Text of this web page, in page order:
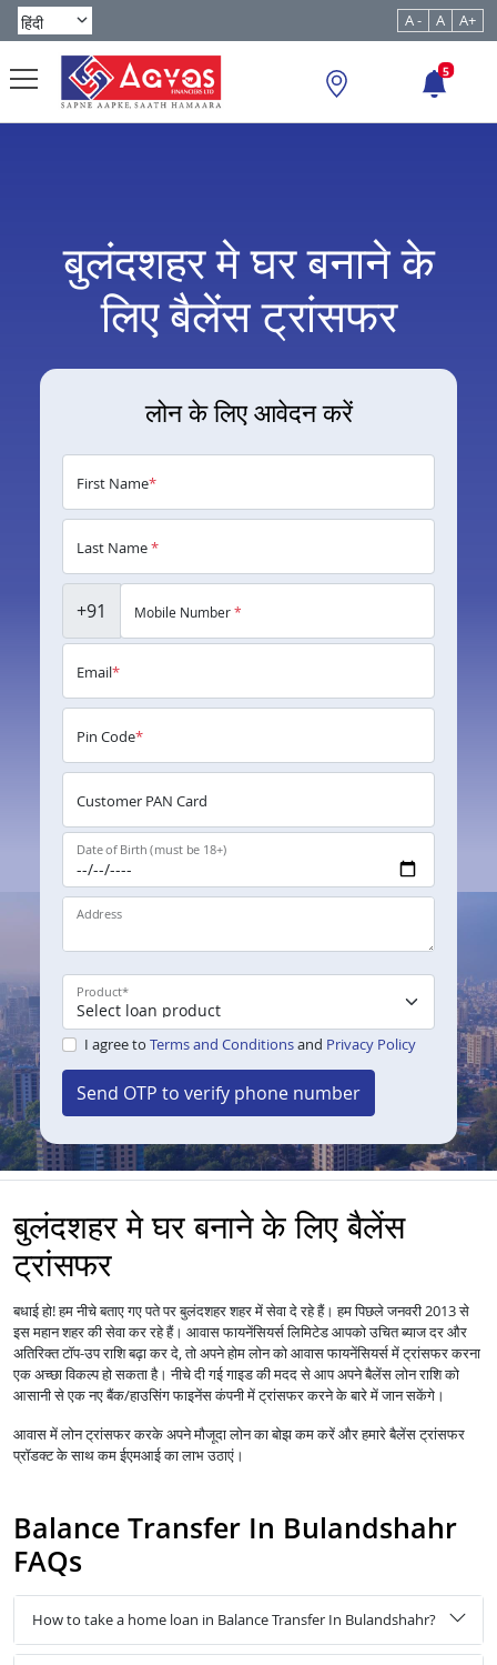
A - A A+
5
बुलंदशहर मे घर बनाने के
लिए बैलेंस ट्रांसफर
लोन के लिए आवेदन करें
First Name*
Last Name*
+91 Mobile Number*
Email*
Pin Code*
Customer PAN Card
Date of Birth (must be 18+)
Address
Product*
I agree to Terms and Conditionsand Privacy Policy
Send OTP to verify phone number
बुलंदशहर मे घर बनाने के लिए बैलेंस
ट्रांसफर
बधाई हो! हम नीचे बताए गए पते पर बुलंदशहर शहर में सेवा दे रहे हैं। हम पिछले जनवरी 2013 से
इस महान शहर की सेवा कर रहे हैं। आवास फायनेंसियर्स लिमिटेड आपको उचित ब्याज दर और
अतिरिक्त टॉप-उप राशि बढ़ा कर दे, तो अपने होम लोन को आवास फायनेंसियर्स में ट्रांसफर करना
एक अच्छा विकल्प हो सकता है। नीचे दी गई गाइड की मदद से आप अपने बैलेंस लोन राशि को
आसानी से एक नए बैंक/हाउसिंग फाइनेंस कंपनी में ट्रांसफर करने के बारे में जान सकेंगे।
आवास मेंलोनट्रांसफर करके अपने मौजूदा लोन का बोझ कम करें और हमारे बैलेंस ट्रांसफर
प्रॉडक्ट के साथ कम ईएमआई का लाभ उठाएं।
Balance Transfer In Bulandshahr
FAQs
How to take a home loan in Balance Transfer In Bulandshahr?